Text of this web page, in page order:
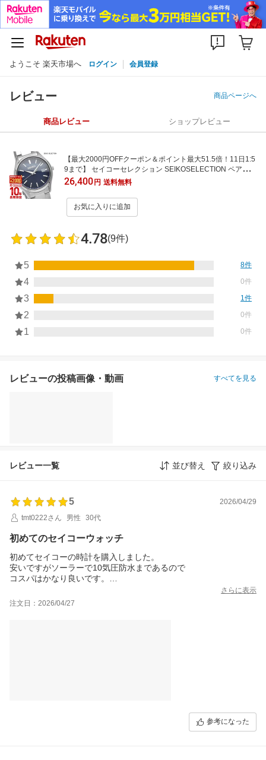
ようこそ 楽天市場へ ログイン 会員登録
レビュー 商品ページへ
商品レビュー ショップレビュー
【最大2000円OFFクーポン＆ポイント最大51.5倍！11日1:5
9まで】 セイコーセレクション SEIKOSELECTION ペアモデ
ル SBPX145 メンズ
26,400円 送料無料
お気に入りに追加
4.78(9件)
5 8件
4 0件
3 1件
2 0件
1 0件
レビューの投稿画像・動画 すべてを見る
レビュー一覧 並び替え 絞り込み
5
2026/04/29
tmt0222さん
男性 30代
初めてのセイコーウォッチ
初めてセイコーの時計を購入しました。
安いですがソーラーで10気圧防水まであるので
コスパはかなり良いです。
見た目もシンプルで画像で見るより実物の方が素敵です！
注文の翌日に届きとても良かったです！
さらに表示
注文日：2026/04/27
参考になった